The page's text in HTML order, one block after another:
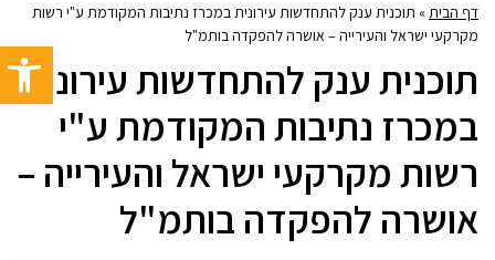
פתח
דף הבית» תוכנית ענק להתחדשות עירונית במכרז נתיבות המקודמת ע"י רשות
מקרקעי ישראל והעירייה – אושרה להפקדה בותמ"ל
תוכנית ענק להתחדשות עירונית
במכרז נתיבות המקודמת ע"י
רשות מקרקעי ישראל והעירייה –
אושרה להפקדה בותמ"ל